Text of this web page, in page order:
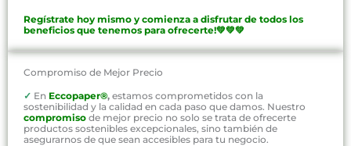
Regístrate hoy mismo y comienza a disfrutar de todos los
beneficios que tenemos para ofrecerte!💚💚💚
Compromiso de Mejor Precio
✓ En Eccopaper®, estamos comprometidos con la
sostenibilidad y la calidad en cada paso que damos. Nuestro
compromiso de mejor precio no solo se trata de ofrecerte
productos sostenibles excepcionales, sino también de
asegurarnos de que sean accesibles para tu negocio.